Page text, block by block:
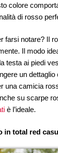
colore
di rosso
farsi notare? Il
Il modo
testa ai piedi
un dettaglio
una camicia
su scarpe
è l’ideale.
in total red